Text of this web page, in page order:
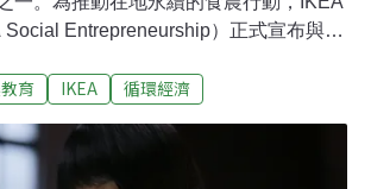
Entrepreneurship）正式宣布與台
地能量，助台灣的食農社會企業邁向規
社創工作坊」中揭幕，活動集結來自全
育 IKEA 循環經濟